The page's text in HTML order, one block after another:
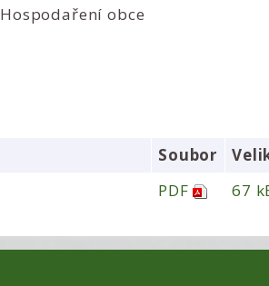
Hospodaření obce
Soubor
PDF 67